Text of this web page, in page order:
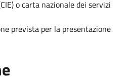
o carta nazionale dei servizi
prevista per la presentazione